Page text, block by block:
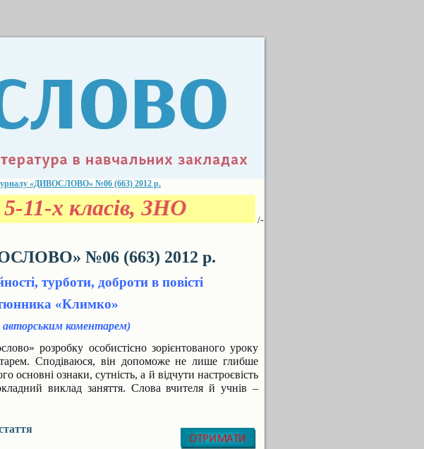
«ДИВОСЛОВО» №06 (663) 2012 р.
5-11-х класів, ЗНО
/-
№06 (663) 2012 р.
турботи, доброти в повісті
«Климко»
авторським коментарем)
розробку особистісно зорієнтованого уроку
Сподіваюся, він допоможе не лише глибше
ознаки, сутність, а й відчути настроєвість
виклад заняття. Слова вчителя й учнів –